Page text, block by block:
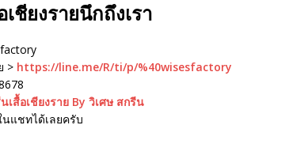
ชียงรายนึกถึงเรา
> https://line.me/R/ti/p/%40wisesfactory
เสื้อเชียงราย By วิเศษ สกรีน
แชทได้เลยครับ